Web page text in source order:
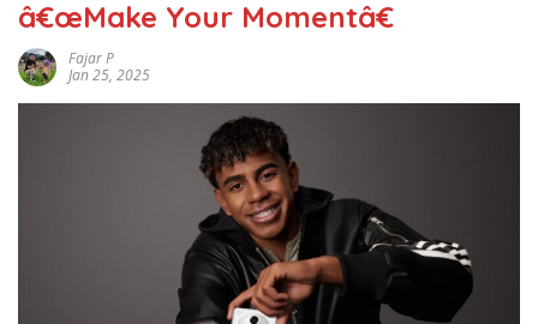
â€œMake Your Momentâ€
Fajar P
Jan 25, 2025